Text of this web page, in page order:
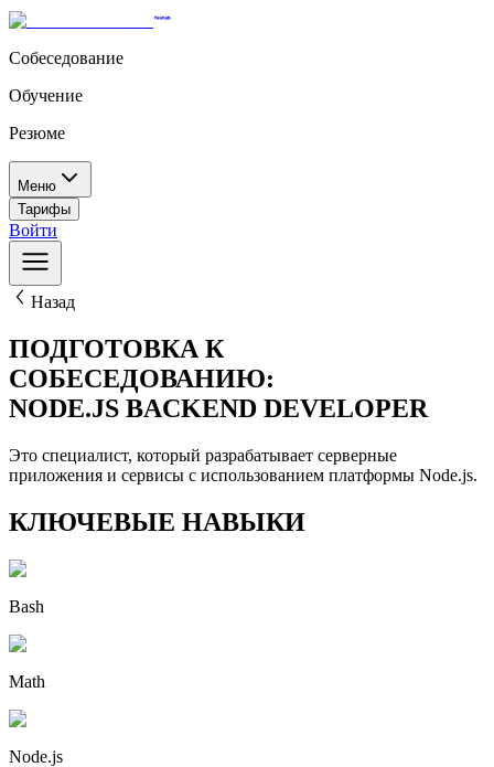
Собеседование
Обучение
Резюме
Меню
Тарифы
Войти
Назад
ПОДГОТОВКА К
СОБЕСЕДОВАНИЮ:
NODE.JS BACKEND DEVELOPER
Это специалист, который разрабатывает серверные
приложения и сервисы с использованием платформы Node.js.
КЛЮЧЕВЫЕ НАВЫКИ
Bash
Math
Node.js